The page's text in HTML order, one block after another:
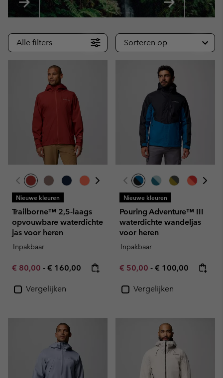
Alle filters Sorteren op
Nieuwe kleuren
Trailborne™ 2,5-laags
opvouwbare waterdichte
jas voor heren
Inpakbaar
Minimum sale price:
€ 80,00 - Maximum price:
€ 160,00
Vergelijken
Nieuwe kleuren
Pouring Adventure™ III
waterdichte wandeljas
voor heren
Inpakbaar
Minimum sale price:
€ 50,00 - Maximum price:
€ 100,00
Vergelijken